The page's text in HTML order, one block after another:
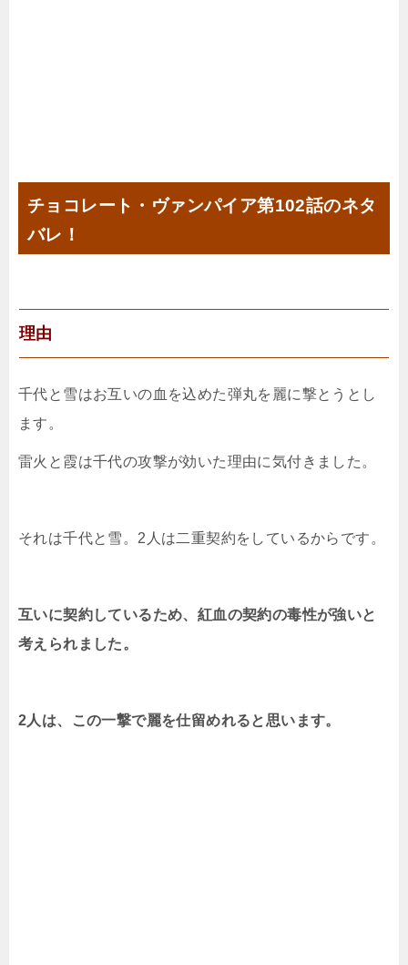
チョコレート・ヴァンパイア第102話のネタ
バレ！
理由
千代と雪はお互いの血を込めた弾丸を麗に撃とうとし
ます。
雷火と霞は千代の攻撃が効いた理由に気付きました。
それは千代と雪。2人は二重契約をしているからです。
互いに契約しているため、紅血の契約の毒性が強いと
考えられました。
2人は、この一撃で麗を仕留めれると思います。